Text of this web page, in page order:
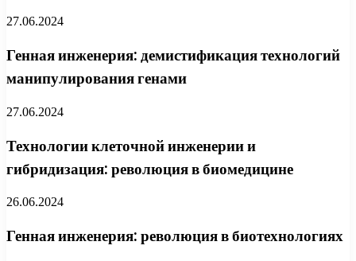
27.06.2024
Генная инженерия: демистификация технологий
манипулирования генами
27.06.2024
Технологии клеточной инженерии и
гибридизация: революция в биомедицине
26.06.2024
Генная инженерия: революция в биотехнологиях